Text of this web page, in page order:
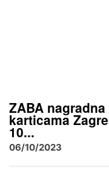
ZABA
karticama
10...
06/10/2023